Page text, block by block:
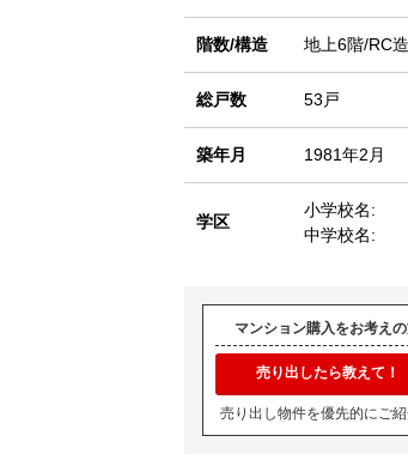
階数/構造 地上6階/RC造
総戸数 53戸
築年月 1981年2月
学区
小学校名:
中学校名:
マンション購入をお考え
売り出したら教えて！
売り出し物件を優先的にご紹